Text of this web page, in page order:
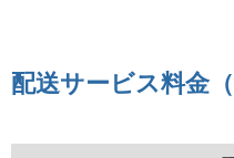
配送サービス料金（